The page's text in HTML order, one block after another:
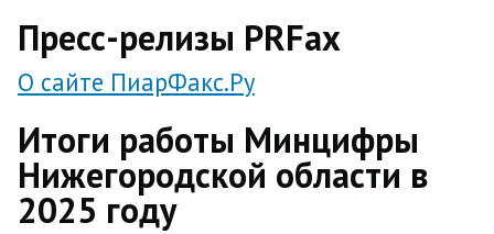
Пресс-релизы PRFax
О сайте ПиарФакс.Ру
Итоги работы Минцифры
Нижегородской области в
2025 году